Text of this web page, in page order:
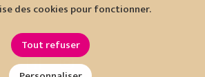
04 93 18 80 10
des cookies pour fonctionner.
Tout refuser